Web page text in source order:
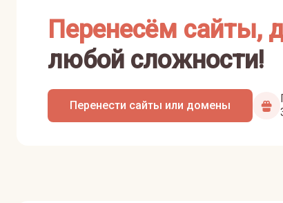
Перенесём сайты,
любой сложности!
Перенести сайты или домены